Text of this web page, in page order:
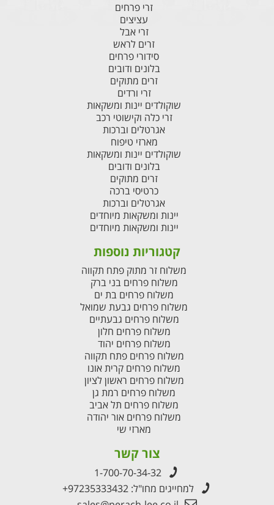
זרי פרחים
עציצים
זרי אבל
זרים לראש
סידורי פרחים
בלונים ודובים
זרים מתוקים
זרי ורדים
שוקולדים יינות ומשקאות
זרי כלה וקישוטי רכב
אגרטלים וברכות
מארזי טיפוח
שוקולדים יינות ומשקאות
בלונים ודובים
זרים מתוקים
כרטיסי ברכה
אגרטלים וברכות
יינות ומשקאות מיוחדים
יינות ומשקאות מיוחדים
קטגוריות נוספות
משלוח זר מתוק פתח תקווה
משלוח פרחים בני ברק
משלוח פרחים בת ים
משלוח פרחים גבעת שמואל
משלוח פרחים גבעתיים
משלוח פרחים חלון
משלוח פרחים יהוד
משלוח פרחים פתח תקווה
משלוח פרחים קרית אונו
משלוח פרחים ראשון לציון
משלוח פרחים רמת גן
משלוח פרחים תל אביב
משלוח פרחים אור יהודה
מארזי שי
צור קשר
1-700-70-34-32
למחייגים מחו"ל:+97235333432